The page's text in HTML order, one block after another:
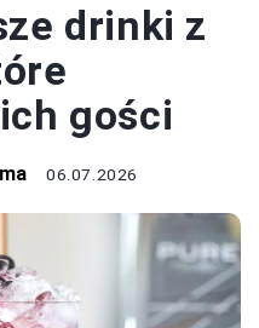
drinki z
gości
06.07.2026